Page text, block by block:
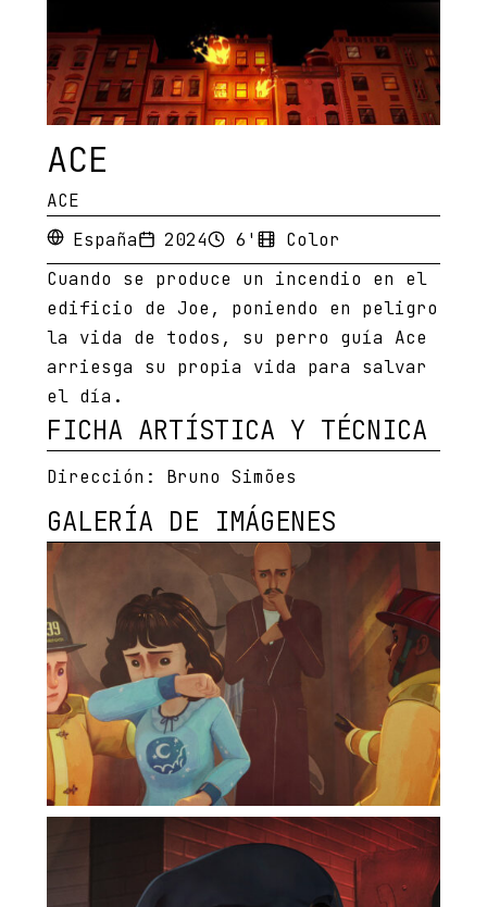
ACE
ACE
España
2024 6'
Color
Cuando se produce un incendio en el
edificio de Joe, poniendo en peligro
la vida de todos, su perro guía Ace
arriesga su propia vida para salvar
el día.
FICHA ARTÍSTICA Y TÉCNICA
Dirección: Bruno Simões
GALERÍA DE IMÁGENES